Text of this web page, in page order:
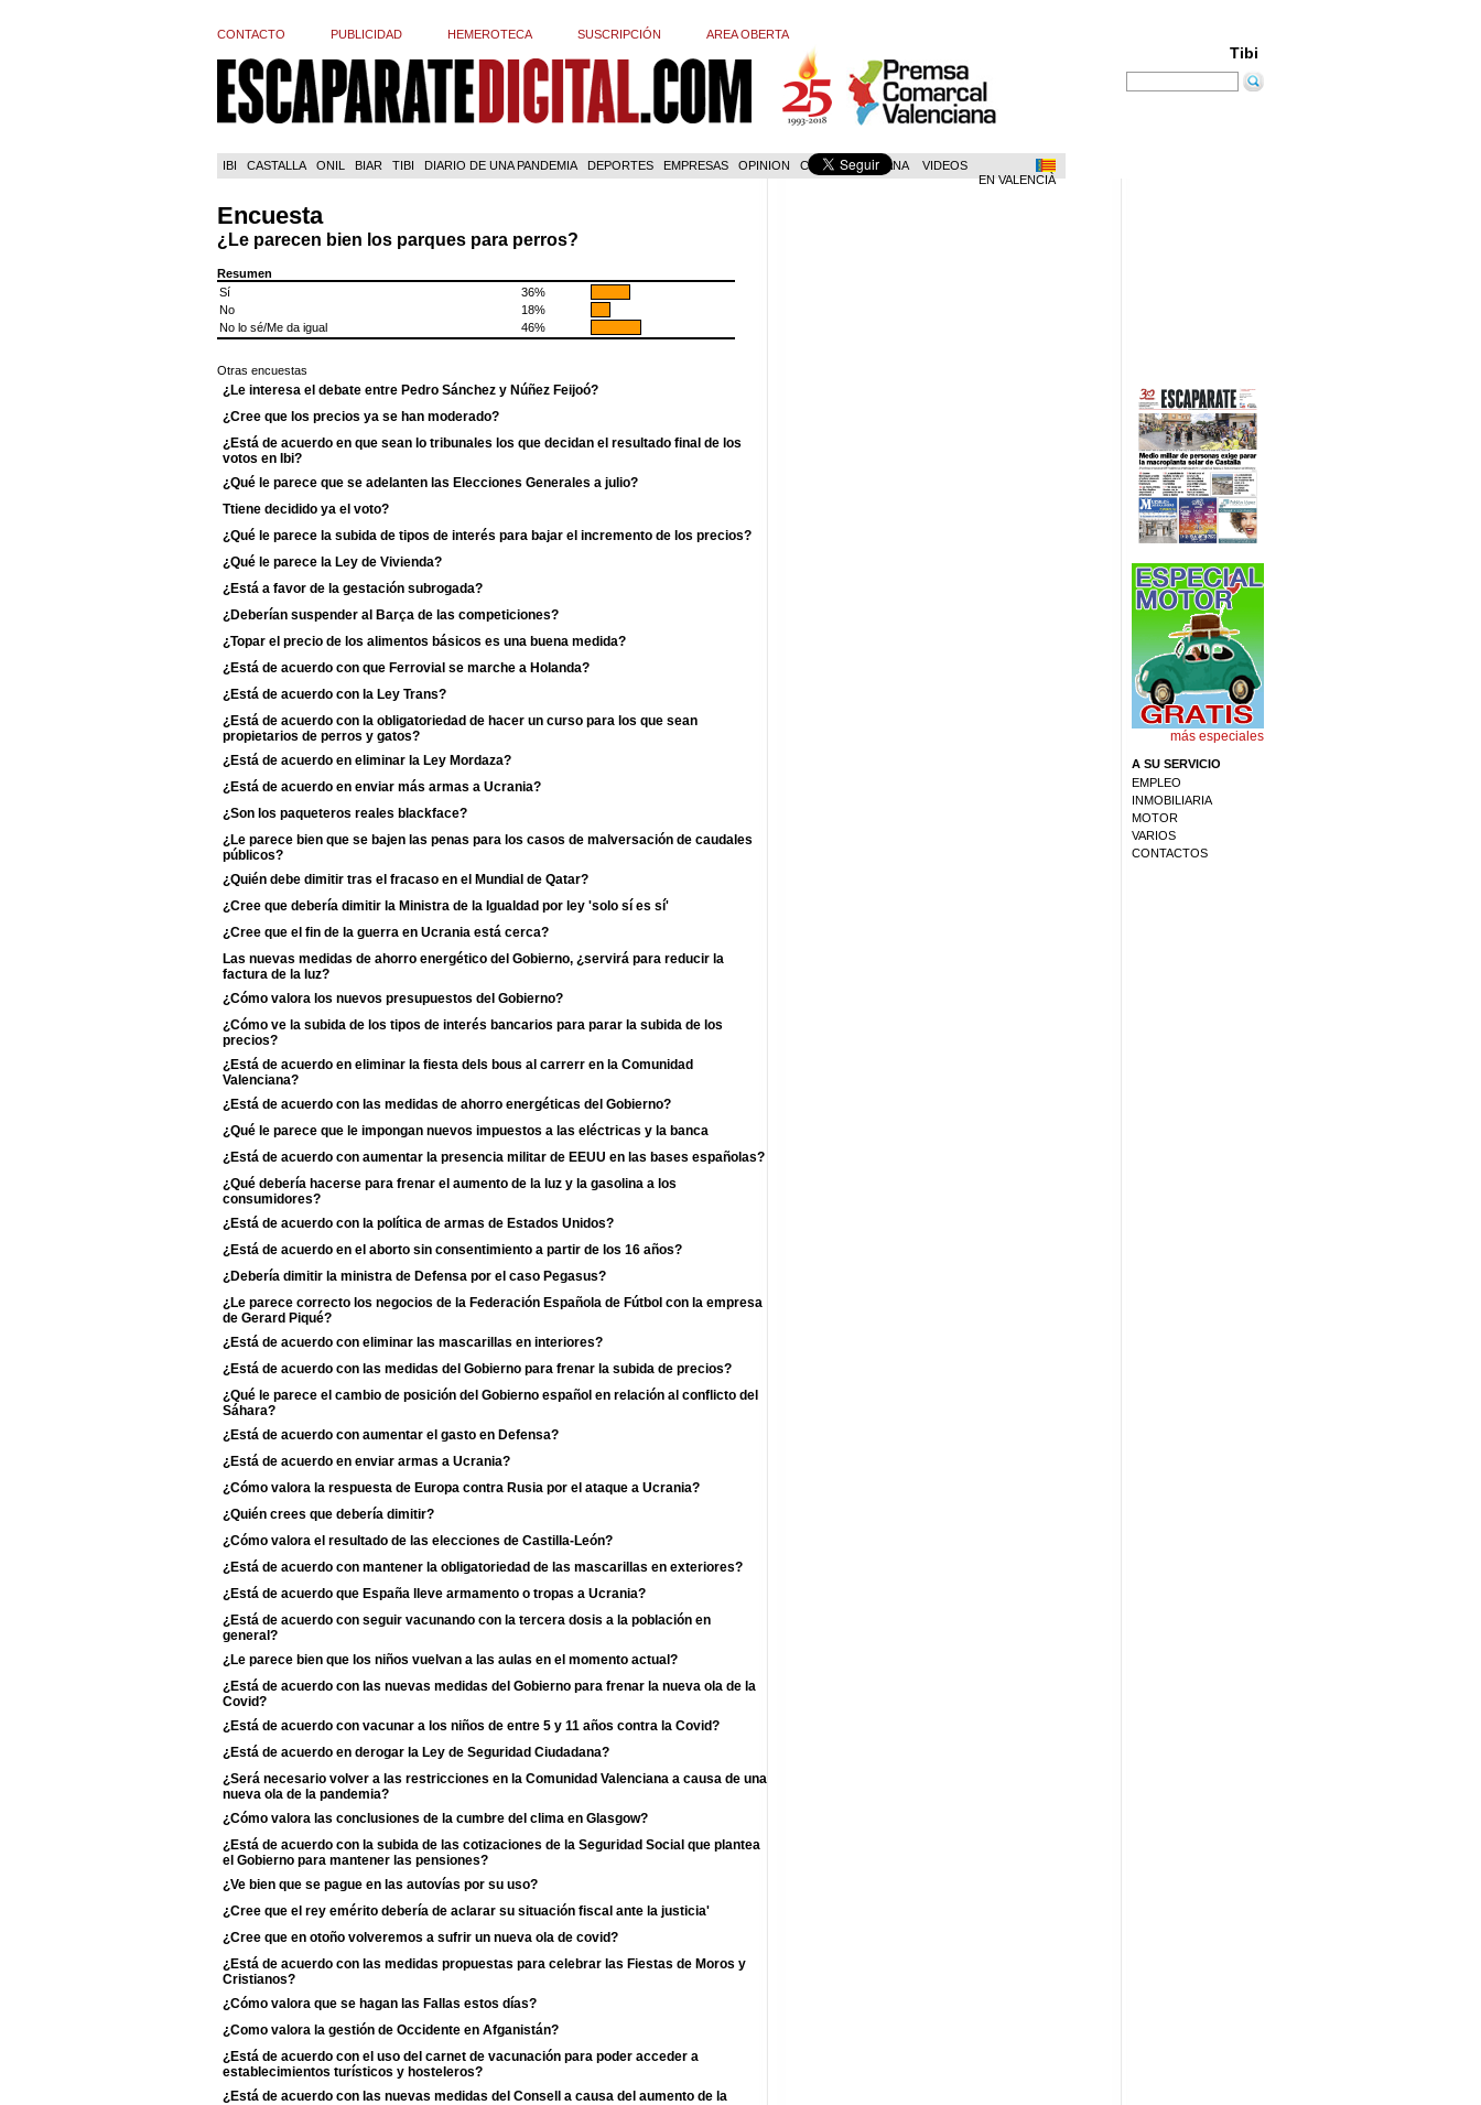
CONTACTO PUBLICIDAD HEMEROTECA SUSCRIPCIÓN AREA OBERTA
Tibi
IBI CASTALLA ONIL BIAR TIBI DIARIO DE UNA PANDEMIA DEPORTES EMPRESAS OPINION COM. VALENCIANA
VIDEOS
EN VALENCIÀ
Encuesta
¿Le parecen bien los parques para perros?
Resumen
Sí
36%
No
18%
No lo sé/Me da igual
46%
Otras encuestas
¿Le interesa el debate entre Pedro Sánchez y Núñez Feijoó?
¿Cree que los precios ya se han moderado?
¿Está de acuerdo en que sean lo tribunales los que decidan el resultado final de los
votos en Ibi?
¿Qué le parece que se adelanten las Elecciones Generales a julio?
Ttiene decidido ya el voto?
¿Qué le parece la subida de tipos de interés para bajar el incremento de los precios?
¿Qué le parece la Ley de Vivienda?
¿Está a favor de la gestación subrogada?
¿Deberían suspender al Barça de las competiciones?
¿Topar el precio de los alimentos básicos es una buena medida?
¿Está de acuerdo con que Ferrovial se marche a Holanda?
¿Está de acuerdo con la Ley Trans?
¿Está de acuerdo con la obligatoriedad de hacer un curso para los que sean
propietarios de perros y gatos?
¿Está de acuerdo en eliminar la Ley Mordaza?
¿Está de acuerdo en enviar más armas a Ucrania?
¿Son los paqueteros reales blackface?
¿Le parece bien que se bajen las penas para los casos de malversación de caudales
públicos?
¿Quién debe dimitir tras el fracaso en el Mundial de Qatar?
¿Cree que debería dimitir la Ministra de la Igualdad por ley 'solo sí es sí'
¿Cree que el fin de la guerra en Ucrania está cerca?
Las nuevas medidas de ahorro energético del Gobierno, ¿servirá para reducir la
factura de la luz?
¿Cómo valora los nuevos presupuestos del Gobierno?
¿Cómo ve la subida de los tipos de interés bancarios para parar la subida de los
precios?
¿Está de acuerdo en eliminar la fiesta dels bous al carrerr en la Comunidad
Valenciana?
¿Está de acuerdo con las medidas de ahorro energéticas del Gobierno?
¿Qué le parece que le impongan nuevos impuestos a las eléctricas y la banca
¿Está de acuerdo con aumentar la presencia militar de EEUU en las bases españolas?
¿Qué debería hacerse para frenar el aumento de la luz y la gasolina a los
consumidores?
¿Está de acuerdo con la política de armas de Estados Unidos?
¿Está de acuerdo en el aborto sin consentimiento a partir de los 16 años?
¿Debería dimitir la ministra de Defensa por el caso Pegasus?
¿Le parece correcto los negocios de la Federación Española de Fútbol con la empresa
de Gerard Piqué?
¿Está de acuerdo con eliminar las mascarillas en interiores?
¿Está de acuerdo con las medidas del Gobierno para frenar la subida de precios?
¿Qué le parece el cambio de posición del Gobierno español en relación al conflicto del
Sáhara?
¿Está de acuerdo con aumentar el gasto en Defensa?
¿Está de acuerdo en enviar armas a Ucrania?
¿Cómo valora la respuesta de Europa contra Rusia por el ataque a Ucrania?
¿Quién crees que debería dimitir?
¿Cómo valora el resultado de las elecciones de Castilla-León?
¿Está de acuerdo con mantener la obligatoriedad de las mascarillas en exteriores?
¿Está de acuerdo que España lleve armamento o tropas a Ucrania?
¿Está de acuerdo con seguir vacunando con la tercera dosis a la población en
general?
¿Le parece bien que los niños vuelvan a las aulas en el momento actual?
¿Está de acuerdo con las nuevas medidas del Gobierno para frenar la nueva ola de la
Covid?
¿Está de acuerdo con vacunar a los niños de entre 5 y 11 años contra la Covid?
¿Está de acuerdo en derogar la Ley de Seguridad Ciudadana?
¿Será necesario volver a las restricciones en la Comunidad Valenciana a causa de una
nueva ola de la pandemia?
¿Cómo valora las conclusiones de la cumbre del clima en Glasgow?
¿Está de acuerdo con la subida de las cotizaciones de la Seguridad Social que plantea
el Gobierno para mantener las pensiones?
¿Ve bien que se pague en las autovías por su uso?
¿Cree que el rey emérito debería de aclarar su situación fiscal ante la justicia'
¿Cree que en otoño volveremos a sufrir un nueva ola de covid?
¿Está de acuerdo con las medidas propuestas para celebrar las Fiestas de Moros y
Cristianos?
¿Cómo valora que se hagan las Fallas estos días?
¿Como valora la gestión de Occidente en Afganistán?
¿Está de acuerdo con el uso del carnet de vacunación para poder acceder a
establecimientos turísticos y hosteleros?
¿Está de acuerdo con las nuevas medidas del Consell a causa del aumento de la
más especiales
A SU SERVICIO
EMPLEO
INMOBILIARIA
MOTOR
VARIOS
CONTACTOS